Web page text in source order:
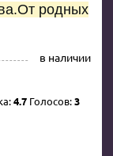
родных
в наличии
4.7 Голосов:3